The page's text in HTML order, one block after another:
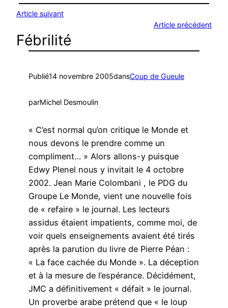
Article suivant
Article précédent
Fébrilité
Publié14 novembre 2005dansCoup de Gueule
parMichel Desmoulin
« C’est normal qu’on critique le Monde et
nous devons le prendre comme un
compliment… » Alors allons-y puisque
Edwy Plenel nous y invitait le 4 octobre
2002. Jean Marie Colombani , le PDG du
Groupe Le Monde, vient une nouvelle fois
de « refaire » le journal. Les lecteurs
assidus étaient impatients, comme moi, de
voir quels enseignements avaient été tirés
après la parution du livre de Pierre Péan :
« La face cachée du Monde ». La déception
et à la mesure de l’espérance. Décidément,
JMC a définitivement « défait » le journal.
Un proverbe arabe prétend que « le loup